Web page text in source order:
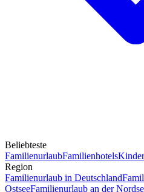
Beliebteste
FamilienurlaubFamilienhotels
Region
Familienurlaub in Deutschland
OstseeFamilienurlaub an der